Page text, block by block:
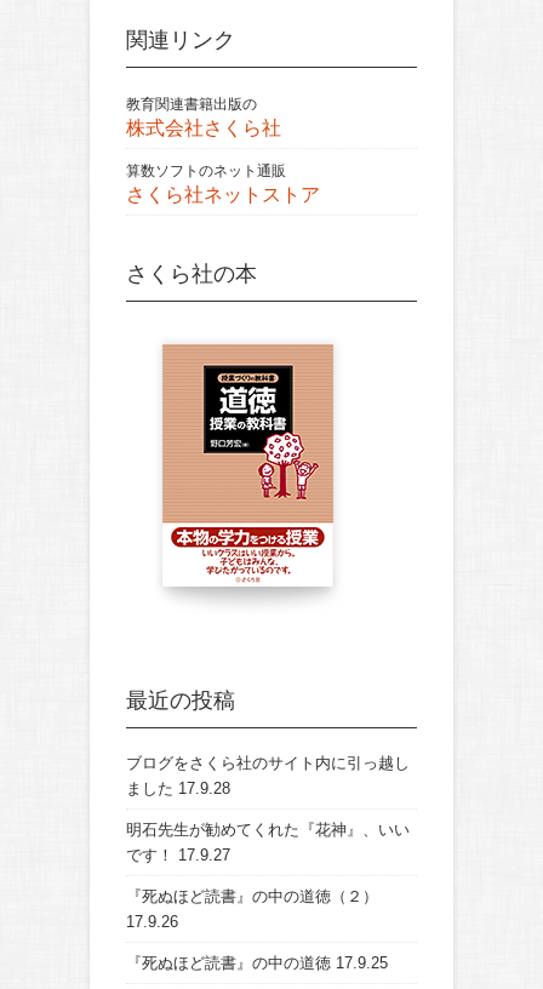
関連リンク
教育関連書籍出版の
株式会社さくら社
算数ソフトのネット通販
さくら社ネットストア
さくら社の本
最近の投稿
ブログをさくら社のサイト内に引っ越し
ました 17.9.28
明石先生が勧めてくれた『花神』、いい
です！
17.9.27
『死ぬほど読書』の中の道徳（２）
17.9.26
『死ぬほど読書』の中の道徳 17.9.25